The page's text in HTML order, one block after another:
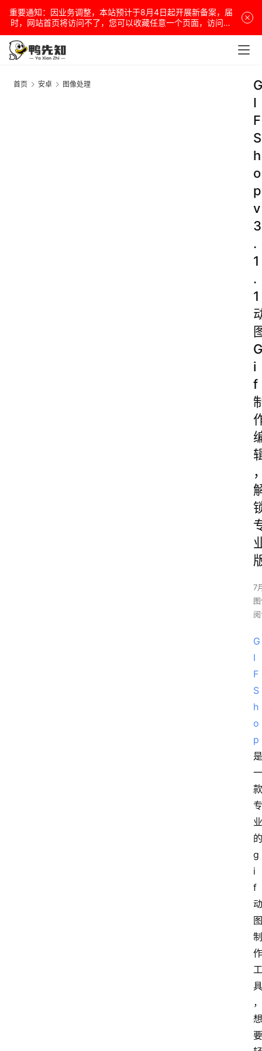
重要通知：因业务调整，本站预计于8月4日起开展新备案，届
时，网站首页将访问不了，您可以收藏任意一个页面，访问网
站！
首页 安卓 图像处理
G
I
F
S
h
o
p
v
3
.
1
.
1
G
i
f
7
G
I
F
S
h
o
p
是
一
款
专
业
的
g
i
f
动
图
制
作
工
具
，
想
要